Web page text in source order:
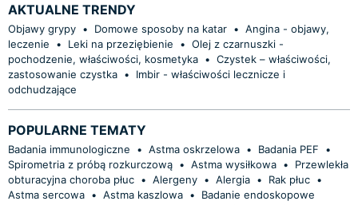
AKTUALNE TRENDY
Objawy grypy • Domowe sposoby na katar • Angina - objawy,
leczenie
• Leki na przeziębienie • Olej z czarnuszki -
pochodzenie, właściwości, kosmetyka • Czystek – właściwości,
zastosowanie czystka •
Imbir - właściwości lecznicze i
odchudzające
POPULARNE TEMATY
Badania immunologiczne • Astma oskrzelowa • Badania PEF
•
Spirometria z próbą rozkurczową • Astma wysiłkowa •
Przewlekła
obturacyjna choroba płuc • Alergeny • Alergia • Rak płuc •
Astma sercowa • Astma kaszlowa •
Badanie endoskopowe